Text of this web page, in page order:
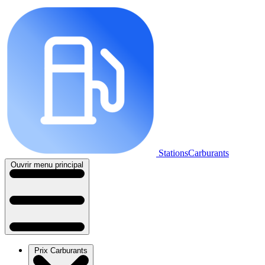
StationsCarburants
Ouvrir menu principal
Prix Carburants